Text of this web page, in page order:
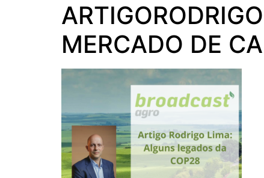
MERCADO DE